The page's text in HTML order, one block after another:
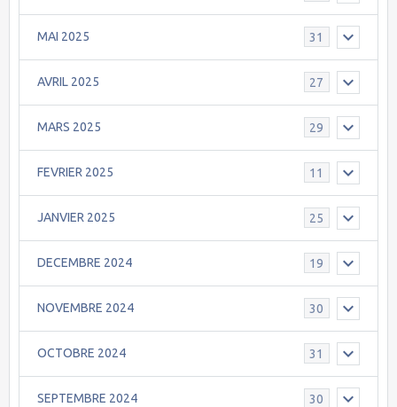
MAI 2025 31
AVRIL 2025 27
MARS 2025 29
FEVRIER 2025 11
JANVIER 2025 25
DECEMBRE 2024 19
NOVEMBRE 2024 30
OCTOBRE 2024 31
SEPTEMBRE 2024 30